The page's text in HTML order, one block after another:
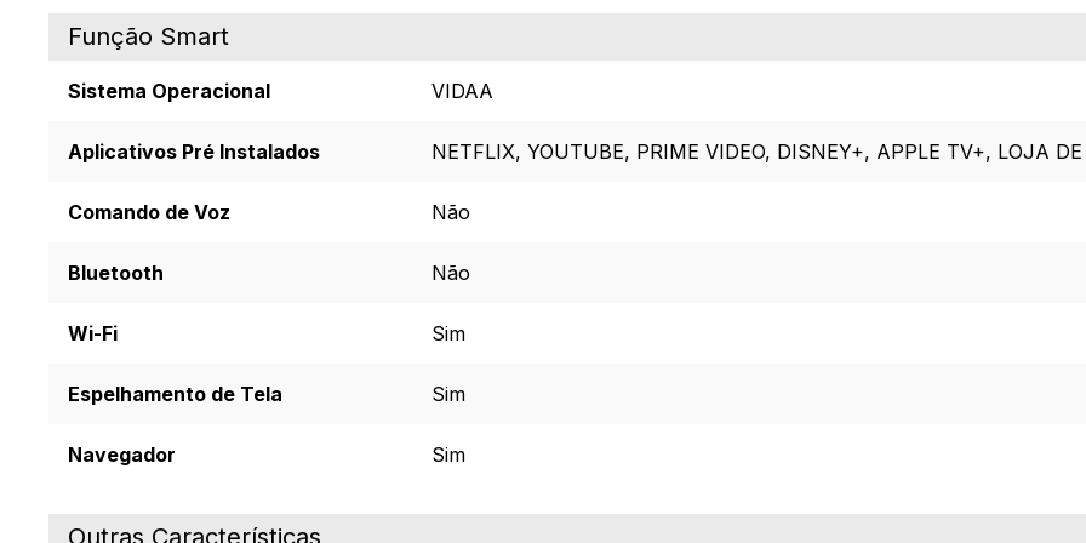
Função Smart
Sistema Operacional VIDAA
Aplicativos Pré Instalados NETFLIX, YOUTUBE, PRIME VIDEO, DISNEY+, APPLE TV+, LOJA
Comando de Voz Não
Bluetooth Não
Wi-Fi Sim
Espelhamento de Tela Sim
Navegador Sim
Outras Características